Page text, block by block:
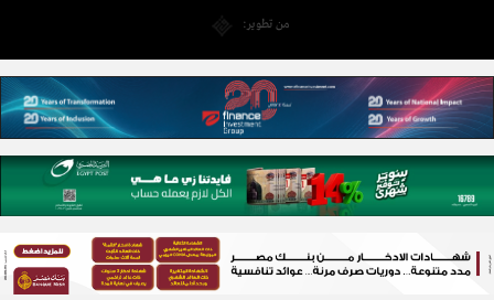
من تطوير: